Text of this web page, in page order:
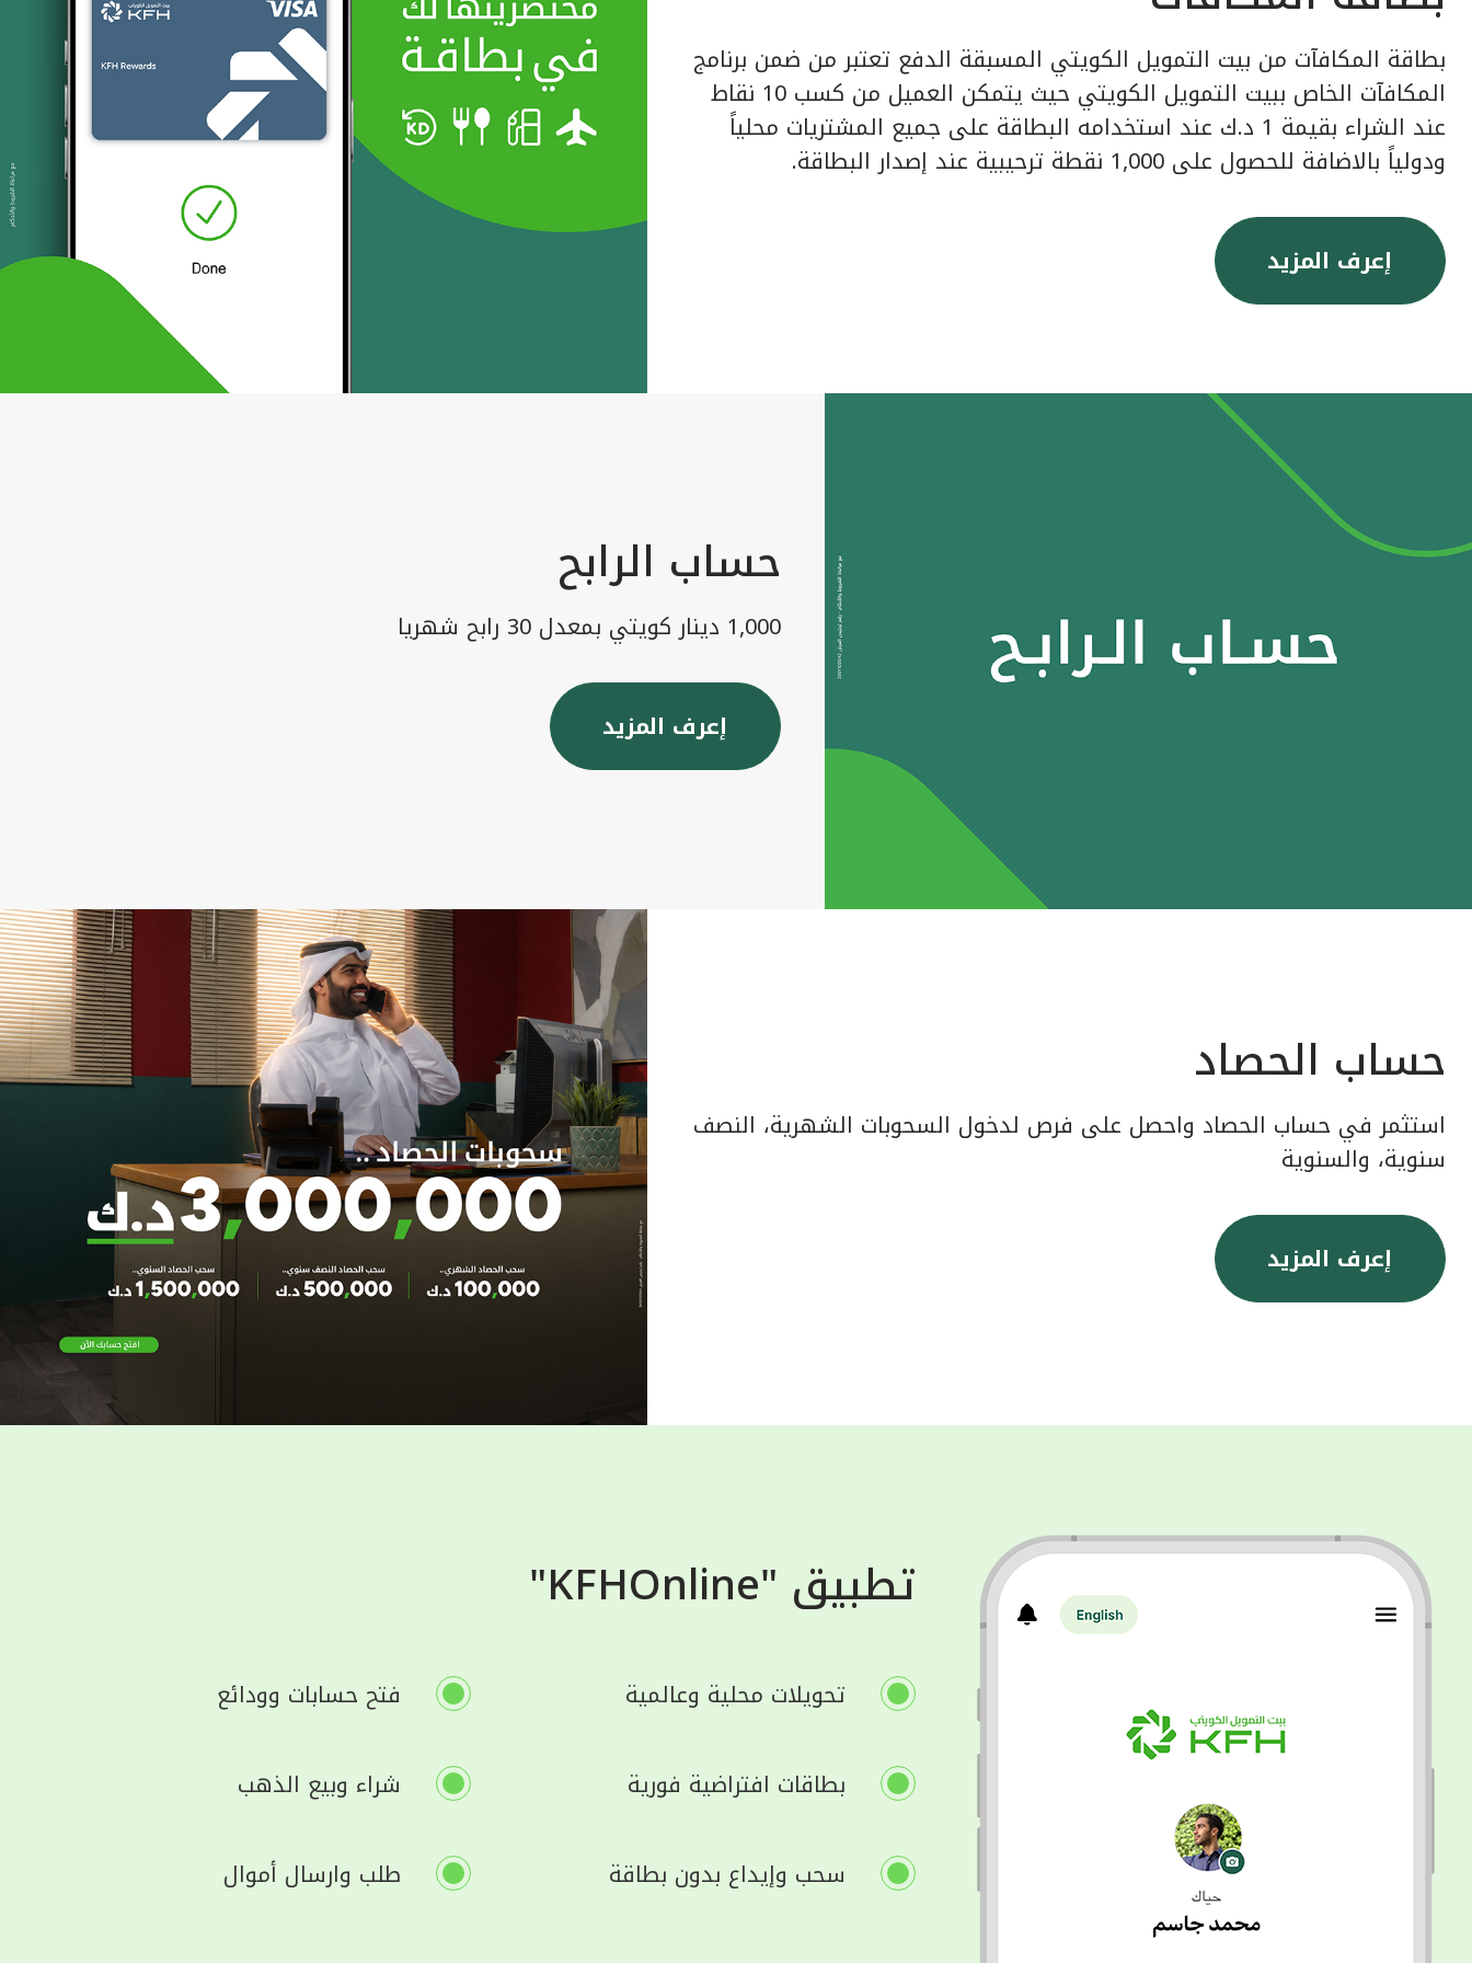
بطاقة المكافآت من بيت التمويل الكويتي المسبقة الدفع تعتبر من ضمن برنامج
المكافآت الخاص ببيت التمويل الكويتي حيث يتمكن العميل من كسب 10 نقاط
عند الشراء بقيمة 1 د.ك عند استخدامه البطاقة على جميع المشتريات محلياً
ودولياً بالاضافة للحصول على 1,000 نقطة ترحيبية عند إصدار البطاقة.
إعرف المزيد
حساب الرابح
1,000 دينار كويتي بمعدل 30 رابح شهريا
إعرف المزيد
حساب الحصاد
استثمر في حساب الحصاد واحصل على فرص لدخول السحوبات الشهرية، النصف
سنوية، والسنوية
إعرف المزيد
تطبيق "KFHOnline"
تحويلات محلية وعالمية فتح حسابات وودائع
بطاقات افتراضية فورية شراء وبيع الذهب
سحب وإيداع بدون بطاقة طلب وارسال أموال